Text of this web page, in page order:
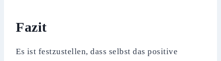
Fazit
Es ist festzustellen, dass selbst das positive